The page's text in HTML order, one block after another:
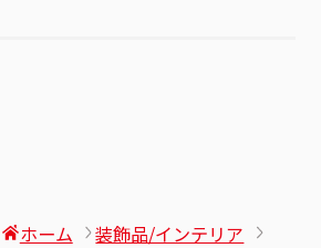
ホーム 装飾品/インテリア